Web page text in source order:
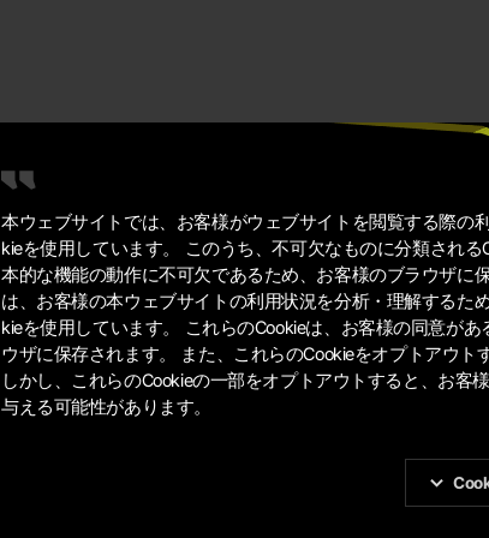
本ウェブサイトでは、お客様がウェブサイトを閲覧する際の
kieを使用しています。 このうち、不可欠なものに分類され
本的な機能の動作に不可欠であるため、お客様のブラウザに
は、お客様の本ウェブサイトの利用状況を分析・理解するた
kieを使用しています。 これらのCookieは、お客様の同意が
ウザに保存されます。 また、これらのCookieをオプトアウト
しかし、これらのCookieの一部をオプトアウトすると、お客
与える可能性があります。